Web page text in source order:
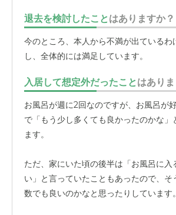
が良い点だと感じています。面会に行く
ーブルの方たちと楽しそうにおしゃべり
ことができます。日中も広い共有スペー
刺激になっているようです。部屋にこも
活できるのは、本人にとっても良いこと
にいる時はかなり好き嫌いがあったので
んと一緒に食べているおかげか、毎食ほ
聞いてびっくりしています。
また、甘いものが好きなのでお菓子の差
くのですが、1人で全部食べてしまうと
フさんに渡して様子を見ながら出しても
退去を検討したことはありますか？
今のところ、本人から不満が出ているわ
し、全体的には満足しています。
入居して想定外だったことはあり
お風呂が週に2回なのですが、お風呂が
で「もう少し多くても良かったのかな」
ます。
ただ、家にいた頃の後半は「お風呂に入
い」と言っていたこともあったので、そ
数でも良いのかなと思ったりしています。